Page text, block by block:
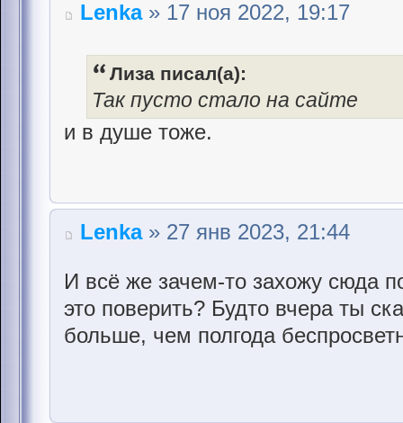
Lenka» 17 ноя 2022, 19:17
Лиза писал(а):
Так пусто стало на сайте
и в душе тоже.
Lenka» 27 янв 2023, 21:44
И всё же зачем-то захожу сюда
это поверить? Будто вчера ты
больше, чем полгода